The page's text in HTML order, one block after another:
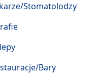
Stomatolodzy
Bary